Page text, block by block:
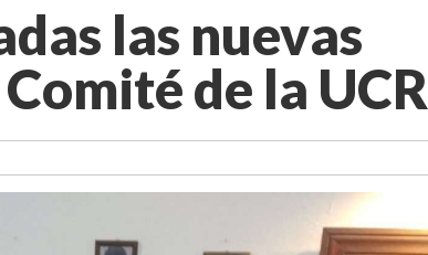
las nuevas
de la UCR